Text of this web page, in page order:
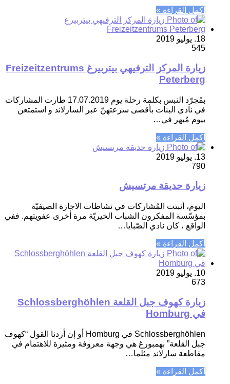
أكمل القراءة »
18. يوليو 2019
545
زيارة المركز الترفيهي بيتربيرغ Freizeitzentrums
Peterberg
بمُجرّد النبس بكلمة رحلة يوم 17.07.2019 طارت المشاركات
في نادي البنات بأقصى سرعتهنّ عبر السارلاند و استمتعن
بيوم مُبهر في…
أكمل القراءة »
13. يوليو 2019
790
زيارة حديقة مرتسيش
اليوم، أثبتت المُشاركات في نشاطات الاجازة الصيفيّة
بمؤسّسة المفكرون الشباب الخيريّة مرة أخرى عفويتهم. ففي
الواقع ، كان نادي الصّبايا…
أكمل القراءة »
10. يوليو 2019
673
زيارة كهوف جبل القلعة Schlossberghöhlen
في Homburg
Schlossberghöhlen في Homburg أو إن أردنا القول “كهوف
جبل القلعة” بهمبورغ هي وجهة معروفة ومثيرة للاهتمام في
مقاطعة سارلاند مثلما…
أكمل القراءة »